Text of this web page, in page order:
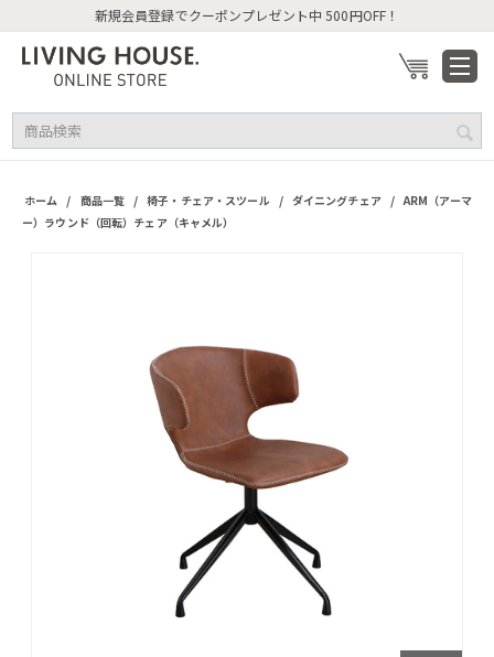
新規会員登録でクーポンプレゼント中 500円OFF！
ホーム / 商品一覧 / 椅子・チェア・スツール / ダイニングチェア / ARM（アーマ
ー）ラウンド（回転）チェア（キャメル）